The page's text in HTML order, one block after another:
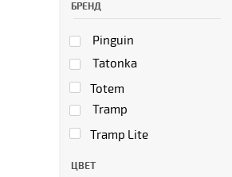
БРЕНД
Pinguin
Tatonka
Totem
Tramp
Tramp Lite
ЦВЕТ